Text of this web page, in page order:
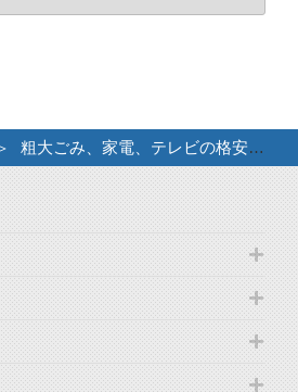
粗大ごみ、家電、テレビの格安回収